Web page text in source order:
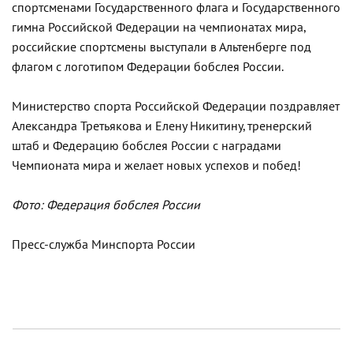
спортсменами Государственного флага и Государственного
гимна Российской Федерации на чемпионатах мира,
российские спортсмены выступали в Альтенберге под
флагом с логотипом Федерации бобслея России.
Министерство спорта Российской Федерации поздравляет
Александра Третьякова и Елену Никитину, тренерский
штаб и Федерацию бобслея России с наградами
Чемпионата мира и желает новых успехов и побед!
Фото: Федерация бобслея России
Пресс-служба Минспорта России